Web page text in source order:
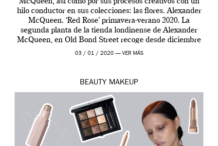
hilo conductor en sus colecciones: las flores. Alexander
McQueen. ‘Red Rose’ primavera-verano 2020. La
segunda planta de la tienda londinense de Alexander
McQueen, en Old Bond Street recoge desde diciembre
de 2019 hasta final de abril […]
03 / 01 / 2020 — VER MÁS
BEAUTY MAKEUP